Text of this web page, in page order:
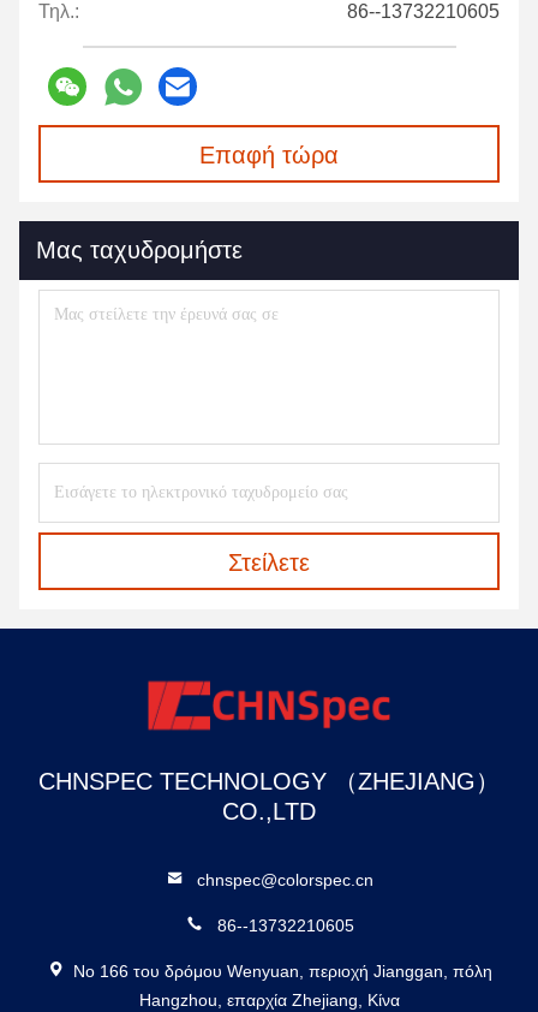
Τηλ.: 86--13732210605
Επαφή τώρα
Μας ταχυδρομήστε
Στείλετε
CHNSPEC TECHNOLOGY （ZHEJIANG）
CO.,LTD
chnspec@colorspec.cn
86--13732210605
Νο 166 του δρόμου Wenyuan, περιοχή Jianggan, πόλη
Hangzhou, επαρχία Zhejiang, Κίνα